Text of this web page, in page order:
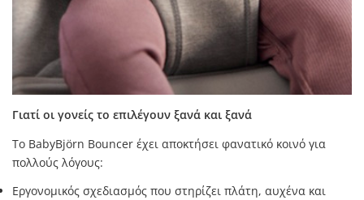
Γιατί οι γονείς το επιλέγουν ξανά και ξανά
Το BabyBjörn Bouncer έχει αποκτήσει φανατικό κοινό για
πολλούς λόγους:
Εργονομικός σχεδιασμός που στηρίζει πλάτη, αυχένα και